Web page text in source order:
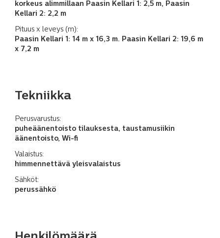
korkeus alimmillaan Paasin Kellari 1: 2,5 m, Paasin
Kellari 2: 2,2 m
Pituus x leveys (m):
Paasin Kellari 1: 14 m x 16,3 m. Paasin Kellari 2: 19,6 m
x 7,2 m
Tekniikka
Perusvarustus:
puheäänentoisto tilauksesta, taustamusiikin
äänentoisto, Wi-fi
Valaistus:
himmennettävä yleisvalaistus
Sähköt:
perussähkö